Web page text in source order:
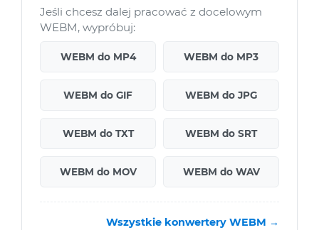
Jeśli chcesz dalej pracować z docelowym
WEBM, wypróbuj:
WEBM do MP4 WEBM do MP3
WEBM do GIF WEBM do JPG
WEBM do TXT WEBM do SRT
WEBM do MOV WEBM do WAV
Wszystkie konwertery WEBM →